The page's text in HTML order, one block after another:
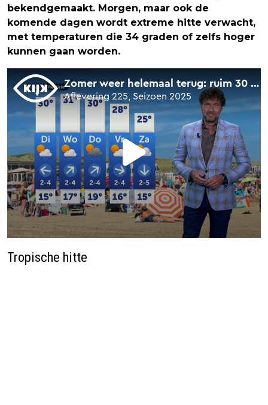
bekendgemaakt. Morgen, maar ook de
komende dagen wordt extreme hitte verwacht,
met temperaturen die 34 graden of zelfs hoger
kunnen gaan worden.
Tropische hitte